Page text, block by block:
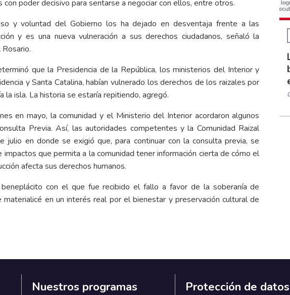
con poder decisivo para sentarse a negociar con ellos, entre otros.
y voluntad del Gobierno los ha dejado en desventaja frente a las
y es una nueva vulneración a sus derechos ciudadanos, señaló la
que la Presidencia de la República, los ministerios del Interior y
y Santa Catalina, habían vulnerado los derechos de los raizales por
la isla. La historia se estaría repitiendo, agregó.
en mayo, la comunidad y el Ministerio del Interior acordaron algunos
Previa. Así, las autoridades competentes y la Comunidad Raizal
julio en donde se exigió que, para continuar con la consulta previa, se
impactos que permita a la comunidad tener información cierta de cómo el
afecta sus derechos humanos.
con el que fue recibido el fallo a favor de la soberanía de
en un interés real por el bienestar y preservación cultural de
Nuestros programas Protección de datos